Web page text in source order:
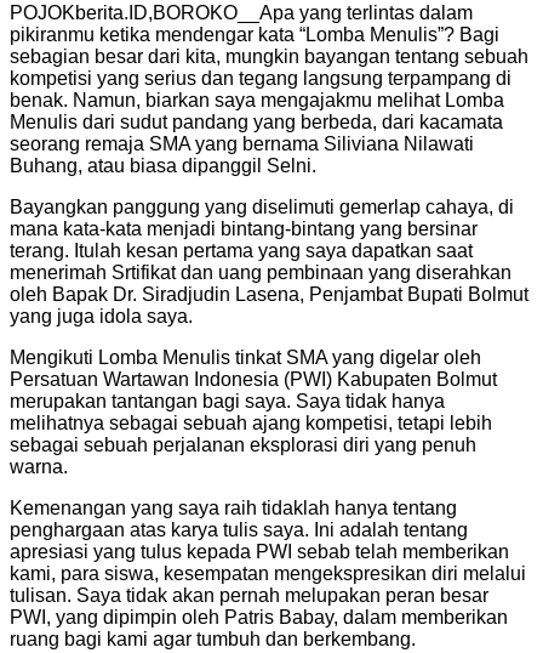
POJOKberita.ID,BOROKO__Apa yang terlintas dalam
pikiranmu ketika mendengar kata “Lomba Menulis”? Bagi
sebagian besar dari kita, mungkin bayangan tentang sebuah
kompetisi yang serius dan tegang langsung terpampang di
benak. Namun, biarkan saya mengajakmu melihat Lomba
Menulis dari sudut pandang yang berbeda, dari kacamata
seorang remaja SMA yang bernama Siliviana Nilawati
Buhang, atau biasa dipanggil Selni.
Bayangkan panggung yang diselimuti gemerlap cahaya, di
mana kata-kata menjadi bintang-bintang yang bersinar
terang. Itulah kesan pertama yang saya dapatkan saat
menerimah Srtifikat dan uang pembinaan yang diserahkan
oleh Bapak Dr. Siradjudin Lasena, Penjambat Bupati Bolmut
yang juga idola saya.
Mengikuti Lomba Menulis tinkat SMA yang digelar oleh
Persatuan Wartawan Indonesia (PWI) Kabupaten Bolmut
merupakan tantangan bagi saya. Saya tidak hanya
melihatnya sebagai sebuah ajang kompetisi, tetapi lebih
sebagai sebuah perjalanan eksplorasi diri yang penuh
warna.
Kemenangan yang saya raih tidaklah hanya tentang
penghargaan atas karya tulis saya. Ini adalah tentang
apresiasi yang tulus kepada PWI sebab telah memberikan
kami, para siswa, kesempatan mengekspresikan diri melalui
tulisan. Saya tidak akan pernah melupakan peran besar
PWI, yang dipimpin oleh Patris Babay, dalam memberikan
ruang bagi kami agar tumbuh dan berkembang.